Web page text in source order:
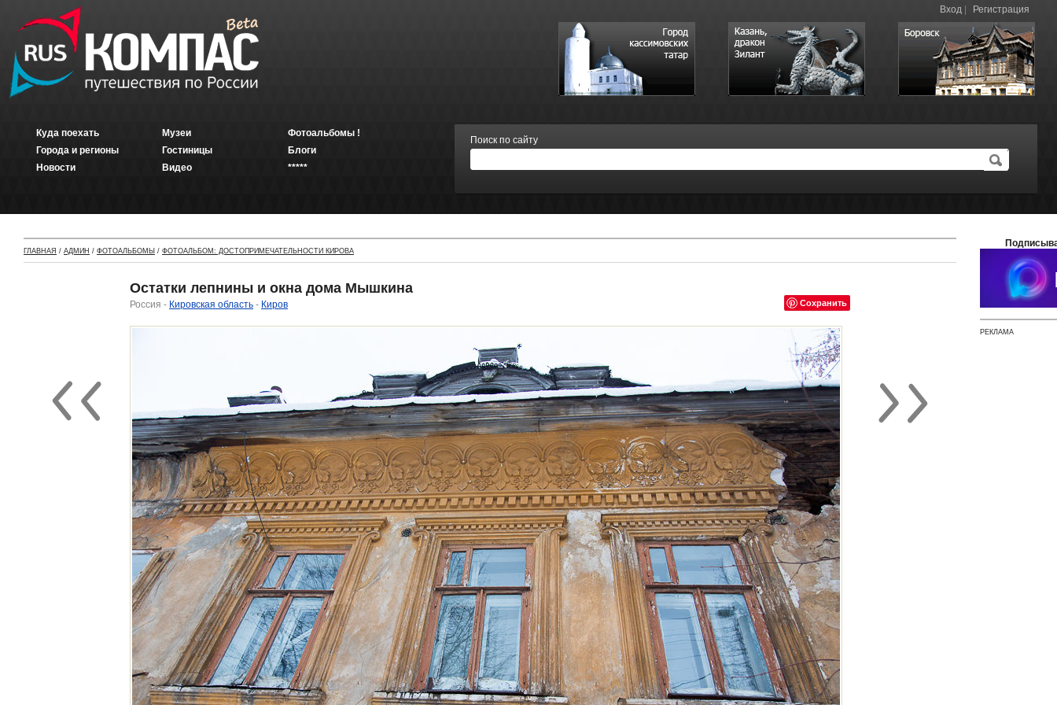
Вход Регистрация
Куда поехать
Города и регионы
Новости
Музеи
Гостиницы
Видео
Фотоальбомы !
Блоги
*****
Поиск по сайту
ГЛАВНАЯ / АДМИН / ФОТОАЛЬБОМЫ / ФОТОАЛЬБОМ: ДОСТОПРИМЕЧАТЕЛЬНОСТИ КИРОВА
Остатки лепнины и окна дома Мышкина
Сохранить
Россия - Кировская область - Киров
РЕКЛАМА